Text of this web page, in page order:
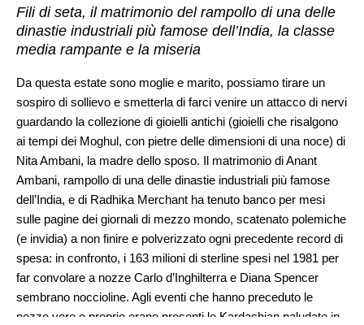
Fili di seta, il matrimonio del rampollo di una delle
dinastie industriali più famose dell’India, la classe
media rampante e la miseria
Da questa estate sono moglie e marito, possiamo tirare un
sospiro di sollievo e smetterla di farci venire un attacco di nervi
guardando la collezione di gioielli antichi (gioielli che risalgono
ai tempi dei Moghul, con pietre delle dimensioni di una noce) di
Nita Ambani, la madre dello sposo. Il matrimonio di Anant
Ambani, rampollo di una delle dinastie industriali più famose
dell’India, e di Radhika Merchant ha tenuto banco per mesi
sulle pagine dei giornali di mezzo mondo, scatenato polemiche
(e invidia) a non finire e polverizzato ogni precedente record di
spesa: in confronto, i 163 milioni di sterline spesi nel 1981 per
far convolare a nozze Carlo d’Inghilterra e Diana Spencer
sembrano noccioline. Agli eventi che hanno preceduto le
nozze vere e proprie erano presenti le Kardashian paludate in